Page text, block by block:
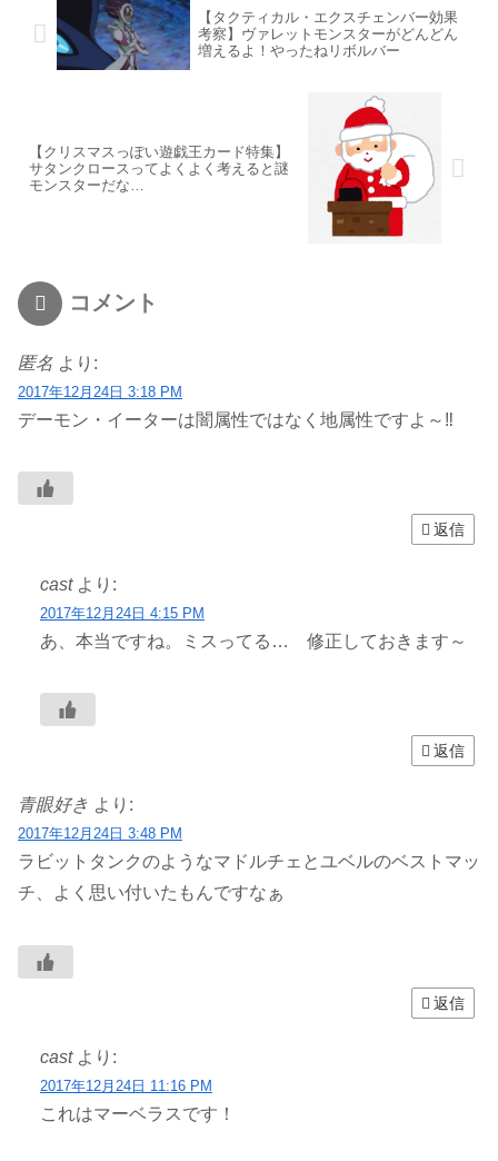
【タクティカル・エクスチェンバー効果
考察】ヴァレットモンスターがどんどん
増えるよ！やったねリボルバー
【クリスマスっぽい遊戯王カード特集】
サタンクロースってよくよく考えると謎
モンスターだな…
コメント
匿名 より:
2017年12月24日 3:18 PM
デーモン・イーターは闇属性ではなく地属性ですよ～‼
返信
cast より:
2017年12月24日 4:15 PM
あ、本当ですね。ミスってる… 修正しておきます～
返信
青眼好き より:
2017年12月24日 3:48 PM
ラビットタンクのようなマドルチェとユベルのベストマッ
チ、よく思い付いたもんですなぁ
返信
cast より:
2017年12月24日 11:16 PM
これはマーベラスです！